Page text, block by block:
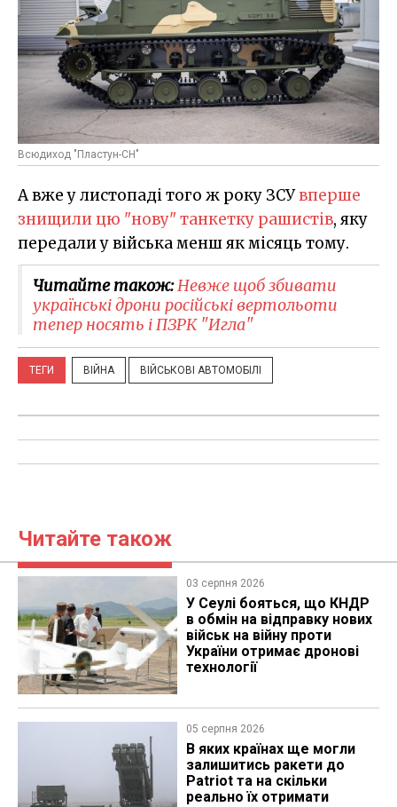
Всюдиход "Пластун-СН"
А вже у листопаді того ж року ЗСУвперше
знищили цю "нову" танкетку рашистів, яку
передали у війська менш як місяць тому.
Читайте також:Невже щоб збивати
українські дрони російські вертольоти
тепер носять і ПЗРК "Игла"
ТЕГИ ВІЙНА ВІЙСЬКОВІ АВТОМОБІЛІ
Читайте також
03 серпня 2026
У Сеулі бояться, що КНДР
в обмін на відправку нових
військ на війну проти
України отримає дронові
технології
05 серпня 2026
В яких країнах ще могли
залишитись ракети до
Patriot та на скільки
реально їх отримати